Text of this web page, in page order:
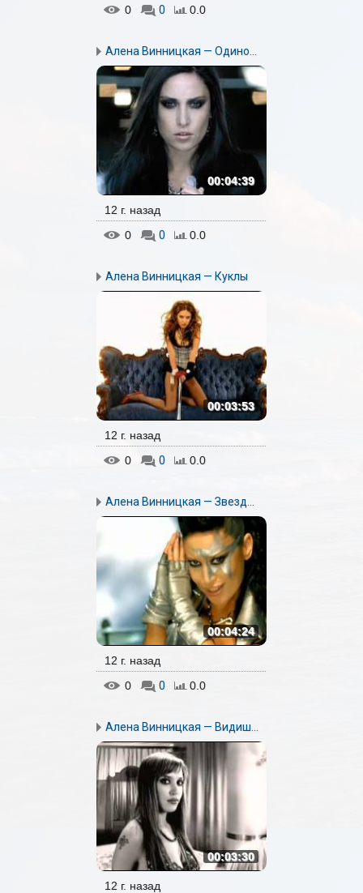
0
0 0.0
Алена Винницкая — Одино...
00:04:39
12 г. назад
0
0 0.0
Алена Винницкая — Куклы
00:03:53
12 г. назад
0
0 0.0
Алена Винницкая — Звезд...
00:04:24
12 г. назад
0
0 0.0
Алена Винницкая — Видиш...
00:03:30
12 г. назад